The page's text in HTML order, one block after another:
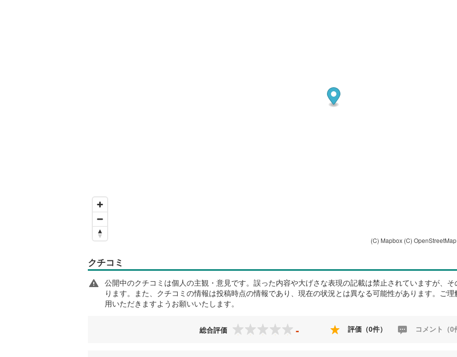
(C) Mapbox (C) OpenStreetMap
クチコミ
公開中のクチコミは個人の主観・意見です。誤った内容や大げさな表現の記載は禁止されていますが、
ります。また、クチコミの情報は投稿時点の情報であり、現在の状況とは異なる可能性があります。ご
用いただきますようお願いいたします。
総合評価 - 評価（0件） コメント（0